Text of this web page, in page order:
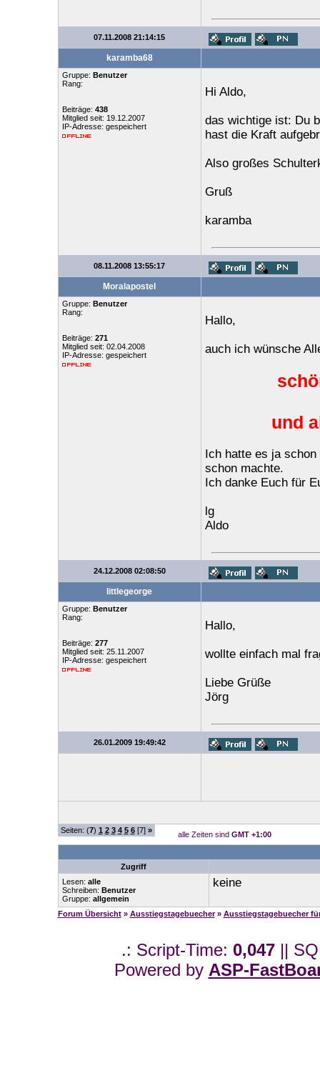
07.11.2008 21:14:15
karamba68
Gruppe: Benutzer
Rang:
Beiträge: 438
Mitglied seit: 19.12.2007
IP-Adresse: gespeichert
Hi Aldo,
das wichtige ist: Du
hast die Kraft
Also großes
Gruß
karamba
08.11.2008 13:55:17
Moralapostel
Gruppe: Benutzer
Rang:
Beiträge: 271
Mitglied seit: 02.04.2008
IP-Adresse: gespeichert
Hallo,
auch ich wünsche
und
Ich hatte es ja
schon machte.
Ich danke Euch für
lg
Aldo
24.12.2008 02:08:50
littlegeorge
Gruppe: Benutzer
Rang:
Beiträge: 277
Mitglied seit: 25.11.2007
IP-Adresse: gespeichert
Hallo,
wollte einfach mal
Liebe Grüße
Jörg
26.01.2009 19:49:42
Seiten: (7) 1 2 3 4 5 6[7] » alle Zeiten sind GMT +1:00
Zugriff
Lesen: alle
Schreiben: Benutzer
Gruppe: allgemein
keine
Forum Übersicht » Ausstiegstagebuecher » Ausstiegstagebuecher
.: Script-Time: 0,047||
Powered by ASP-